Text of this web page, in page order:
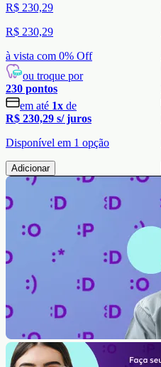
R$ 230,29
R$ 230,29
à vista com 0% Off
ou troque por
230 pontos
em até 1x de
R$ 230,29 s/ juros
Disponível em 1 opção
Adicionar